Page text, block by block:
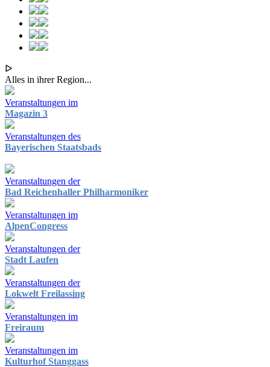
ᐅ
Alles in ihrer Region...
Veranstaltungen im
Magazin 3
Veranstaltungen des
Bayerischen Staatsbads
Veranstaltungen der
Bad Reichenhaller Philharmoniker
Veranstaltungen im
AlpenCongress
Veranstaltungen der
Stadt Laufen
Veranstaltungen der
Lokwelt Freilassing
Veranstaltungen im
Freiraum
Veranstaltungen im
Kulturhof Stanggass